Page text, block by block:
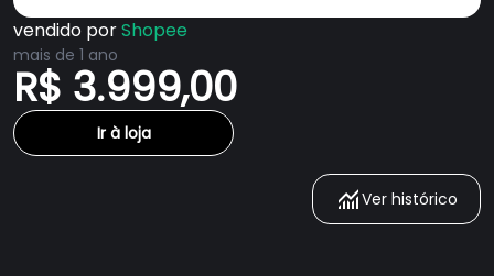
vendido porShopee
mais de 1 ano
R$ 3.999,00
Ir à loja
Ver histórico